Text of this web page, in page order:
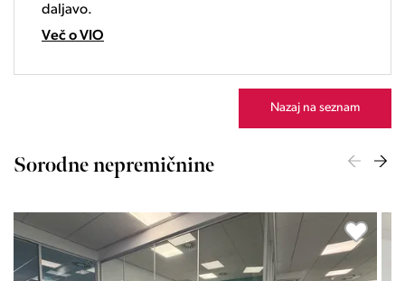
daljavo.
Več o VIO
Nazaj na seznam
Sorodne nepremičnine